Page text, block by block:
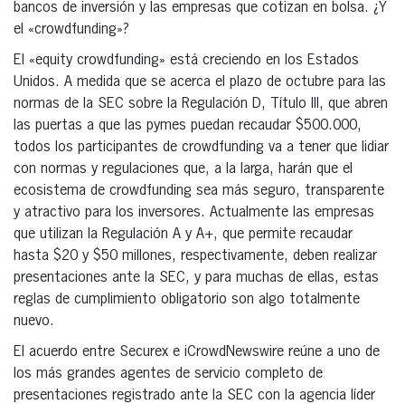
bancos de inversión y las empresas que cotizan en bolsa. ¿Y
el «crowdfunding»?
El «equity crowdfunding» está creciendo en los Estados
Unidos. A medida que se acerca el plazo de octubre para las
normas de la SEC sobre la Regulación D, Título III, que abren
las puertas a que las pymes puedan recaudar $500.000,
todos los participantes de crowdfunding va a tener que lidiar
con normas y regulaciones que, a la larga, harán que el
ecosistema de crowdfunding sea más seguro, transparente
y atractivo para los inversores. Actualmente las empresas
que utilizan la Regulación A y A+, que permite recaudar
hasta $20 y $50 millones, respectivamente, deben realizar
presentaciones ante la SEC, y para muchas de ellas, estas
reglas de cumplimiento obligatorio son algo totalmente
nuevo.
El acuerdo entre Securex e iCrowdNewswire reúne a uno de
los más grandes agentes de servicio completo de
presentaciones registrado ante la SEC con la agencia líder